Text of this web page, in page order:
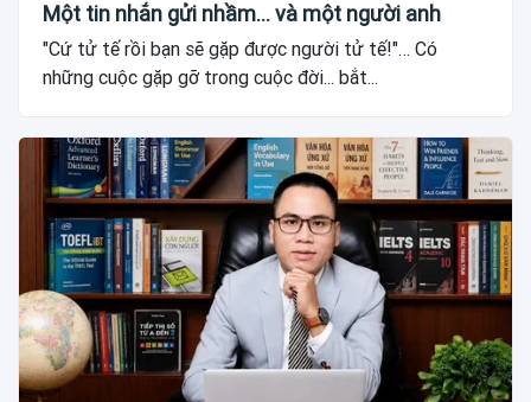
Một tin nhắn gửi nhầm... và một người anh
"Cứ tử tế rồi bạn sẽ gặp được người tử tế!"… Có
những cuộc gặp gỡ trong cuộc đời... bắt...